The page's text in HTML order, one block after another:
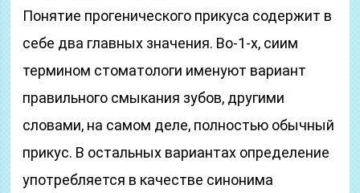
Понятие прогенического прикуса содержит в
себе два главных значения. Во-1-х, сиим
термином стоматологи именуют вариант
правильного смыкания зубов, другими
словами, на самом деле, полностью обычный
прикус. В остальных вариантах определение
употребляется в качестве синонима